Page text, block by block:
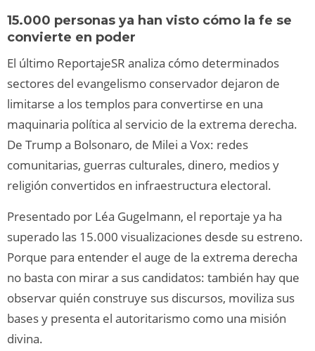
15.000 personas ya han visto cómo la fe se
convierte en poder
El último ReportajeSR analiza cómo determinados
sectores del evangelismo conservador dejaron de
limitarse a los templos para convertirse en una
maquinaria política al servicio de la extrema derecha.
De Trump a Bolsonaro, de Milei a Vox: redes
comunitarias, guerras culturales, dinero, medios y
religión convertidos en infraestructura electoral.
Presentado por Léa Gugelmann, el reportaje ya ha
superado las 15.000 visualizaciones desde su estreno.
Porque para entender el auge de la extrema derecha
no basta con mirar a sus candidatos: también hay que
observar quién construye sus discursos, moviliza sus
bases y presenta el autoritarismo como una misión
divina.